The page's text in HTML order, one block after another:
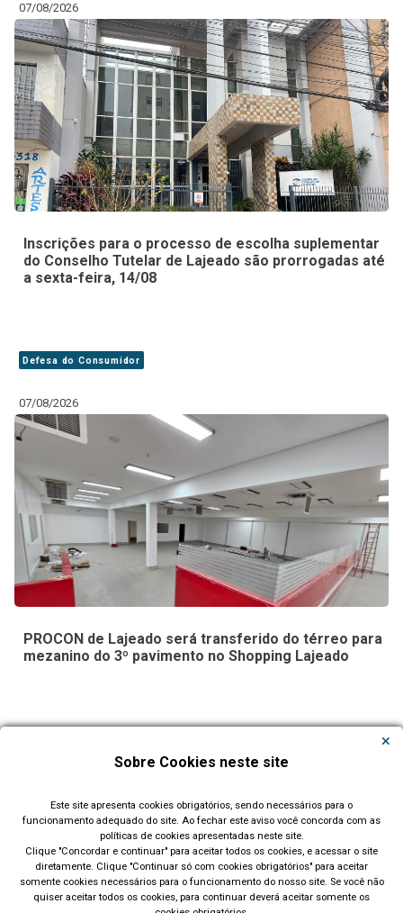
07/08/2026
Inscrições para o processo de escolha suplementar
do Conselho Tutelar de Lajeado são prorrogadas até
a sexta-feira, 14/08
Defesa do Consumidor
07/08/2026
PROCON de Lajeado será transferido do térreo para
mezanino do 3º pavimento no Shopping Lajeado
Todas as Notícias
Sobre Cookies neste site
Este site apresenta cookies obrigatórios, sendo necessários para o
funcionamento adequado do site. Ao fechar este aviso você concorda com as
políticas de cookies apresentadas neste site.
Clique "Concordar e continuar" para aceitar todos os cookies, e acessar o site
diretamente. Clique "Continuar só com cookies obrigatórios" para aceitar
somente cookies necessários para o funcionamento do nosso site. Se você não
quiser aceitar todos os cookies, para continuar deverá aceitar somente os